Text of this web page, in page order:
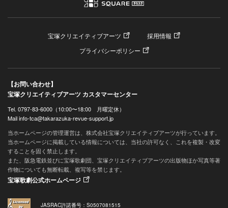
宝塚クリエイティブアーツ
採用情報
プライバシーポリシー
【お問い合わせ】
宝塚クリエイティブアーツ カスタマーセンター
Tel. 0797-83-6000（10:00〜18:00 月曜定休）
Mail info-tca@takarazuka-revue-support.jp
当ホームページの管理運営は、株式会社宝塚クリエイティブアーツが行っています。
当ホームページに掲載している情報については、当社の許可なく、これを複製・改変
することを固く禁止します。
また、阪急電鉄並びに宝塚歌劇団、宝塚クリエイティブアーツの出版物ほか写真等著
作物についても無断転載、複写等を禁じます。
宝塚歌劇公式ホームページ
JASRAC許諾番号：S0507081515